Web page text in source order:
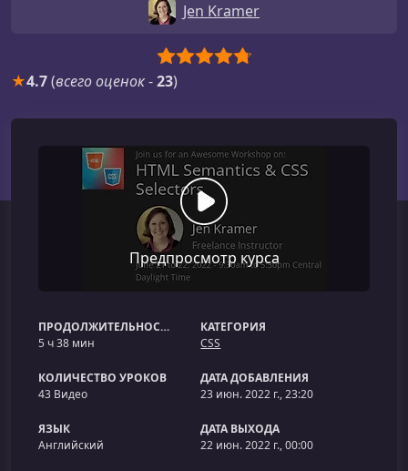
Jen Kramer
★4.7(всего оценок-23)
Предпросмотр курса
ПРОДОЛЖИТЕЛЬНОСТЬ
5 ч 38 мин
КАТЕГОРИЯ
CSS
КОЛИЧЕСТВО УРОКОВ
43 Видео
ДАТА ДОБАВЛЕНИЯ
23 июн. 2022 г., 23:20
ЯЗЫК
Английский
ДАТА ВЫХОДА
22 июн. 2022 г., 00:00